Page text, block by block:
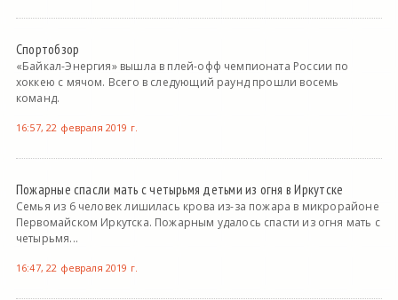
Спортобзор
«Байкал-Энергия» вышла в плей-офф чемпионата России по
хоккею с мячом. Всего в следующий раунд прошли восемь
команд.
16:57, 22 февраля 2019 г.
Пожарные спасли мать с четырьмя детьми из огня в Иркутске
Семья из 6 человек лишилась крова из-за пожара в микрорайоне
Первомайском Иркутска. Пожарным удалось спасти из огня мать с
четырьмя...
16:47, 22 февраля 2019 г.